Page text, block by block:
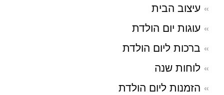
עיצוב הבית
עוגות יום הולדת
ברכות ליום הולדת
לוחות שנה
הזמנות ליום הולדת